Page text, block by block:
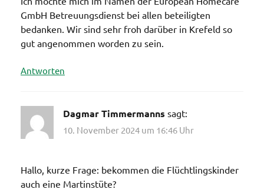
GmbH Betreuungsdienst bei allen beteiligten
bedanken. Wir sind sehr froh darüber in Krefeld so
gut angenommen worden zu sein.
Antworten
Dagmar Timmermanns sagt:
10. November 2024 um 16:46 Uhr
Hallo, kurze Frage: bekommen die Flüchtlingskinder
auch eine Martinstüte?